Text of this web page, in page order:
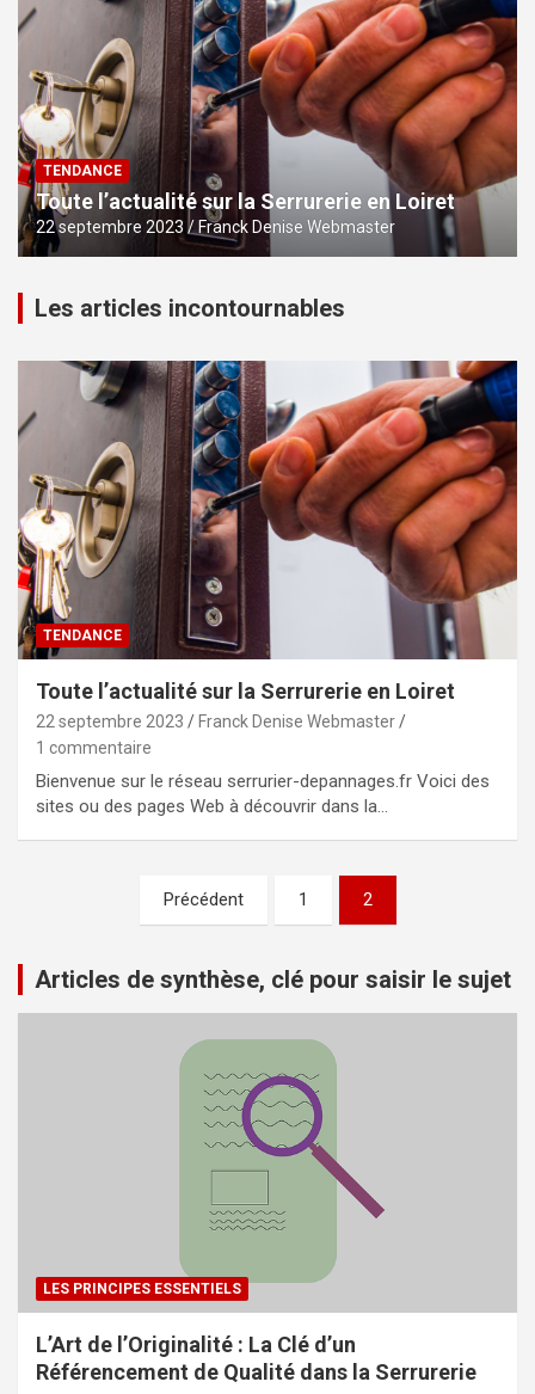
TENDANCE
Toute l’actualité sur la Serrurerie en Loiret
22 septembre 2023 Franck Denise Webmaster
Les articles incontournables
TENDANCE
Toute l’actualité sur la Serrurerie en Loiret
22 septembre 2023
Franck Denise Webmaster
1 commentaire
Bienvenue sur le réseau serrurier-depannages.fr Voici des
sites ou des pages Web à découvrir dans la…
publications
Précédent 1 2
Articles de synthèse, clé pour saisir le sujet
LES PRINCIPES ESSENTIELS
L’Art de l’Originalité : La Clé d’un
Référencement de Qualité dans la Serrurerie